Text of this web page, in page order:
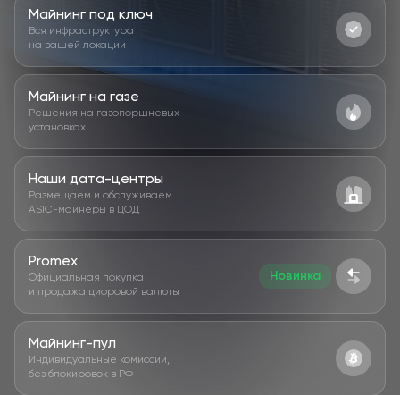
Майнинг под ключ
Вся инфраструктура
на вашей локации
Майнинг на газе
Решения на газопоршневых
установках
Наши дата-центры
Размещаем и обслуживаем
ASIC-майнеры в ЦОД
Новинка
Promex
Официальная покупка
и продажа цифровой валюты
Майнинг-пул
Индивидуальные комиссии,
без блокировок в РФ